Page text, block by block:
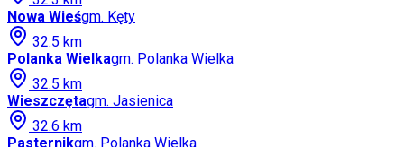
Nowa Wieśgm. Kęty
32.5 km
Polanka Wielkagm. Polanka Wielka
32.5 km
Wieszczętagm. Jasienica
32.6 km
Pasternikgm. Polanka Wielka